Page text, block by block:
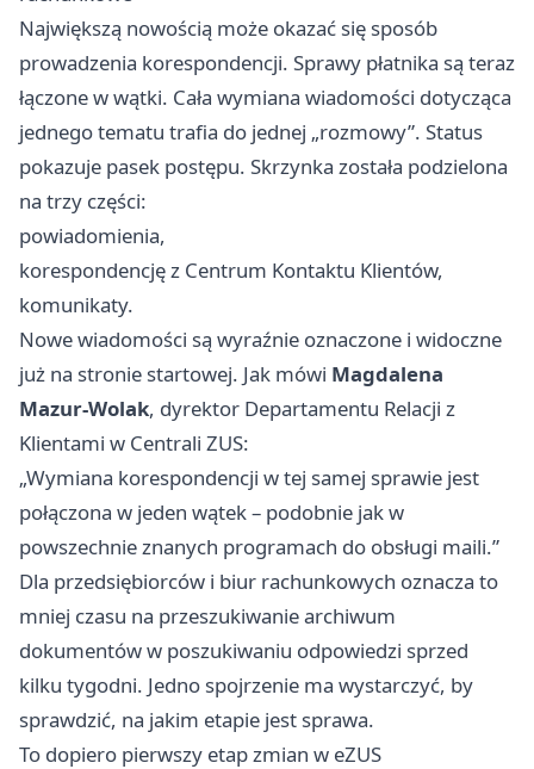
Największą nowością może okazać się sposób
prowadzenia korespondencji. Sprawy płatnika są teraz
łączone w wątki. Cała wymiana wiadomości dotycząca
jednego tematu trafia do jednej „rozmowy”. Status
pokazuje pasek postępu. Skrzynka została podzielona
na trzy części:
powiadomienia,
korespondencję z Centrum Kontaktu Klientów,
komunikaty.
Nowe wiadomości są wyraźnie oznaczone i widoczne
już na stronie startowej. Jak mówi Magdalena
Mazur-Wolak, dyrektor Departamentu Relacji z
Klientami w Centrali ZUS:
„Wymiana korespondencji w tej samej sprawie jest
połączona w jeden wątek – podobnie jak w
powszechnie znanych programach do obsługi maili.”
Dla przedsiębiorców i biur rachunkowych oznacza to
mniej czasu na przeszukiwanie archiwum
dokumentów w poszukiwaniu odpowiedzi sprzed
kilku tygodni. Jedno spojrzenie ma wystarczyć, by
sprawdzić, na jakim etapie jest sprawa.
To dopiero pierwszy etap zmian w eZUS